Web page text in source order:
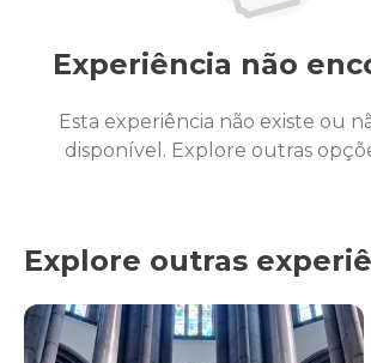
Experiência não
Esta experiência não existe ou
disponível. Explore outras
Explore outras